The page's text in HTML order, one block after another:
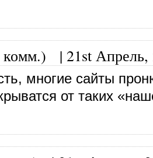
комм.) | 21st Апрель,
многие сайты
от таких